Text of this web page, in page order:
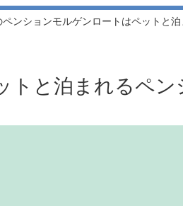
ンションモルゲンロートはペットと
トと泊まれるペ